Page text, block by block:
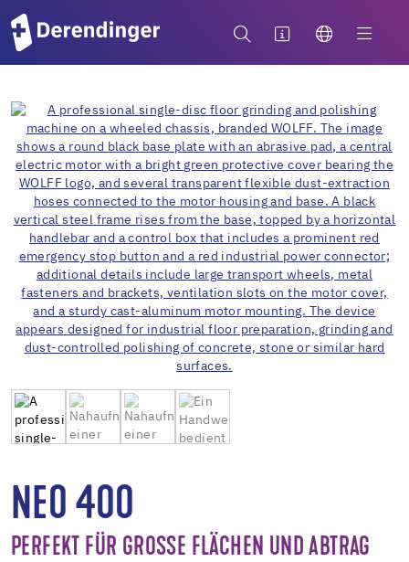
NEO 400
PERFEKT FÜR GROSSE FLÄCHEN UND ABTRAG